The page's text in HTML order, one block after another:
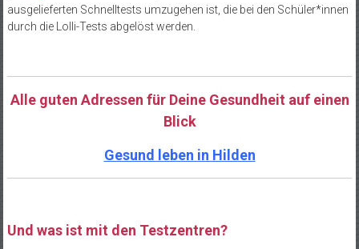
ausgelieferten Schnelltests umzugehen ist, die bei den Schüler*innen
durch die Lolli-Tests abgelöst werden.
Alle guten Adressen für Deine Gesundheit auf einen
Blick
Gesund leben in Hilden
Und was ist mit den Testzentren?